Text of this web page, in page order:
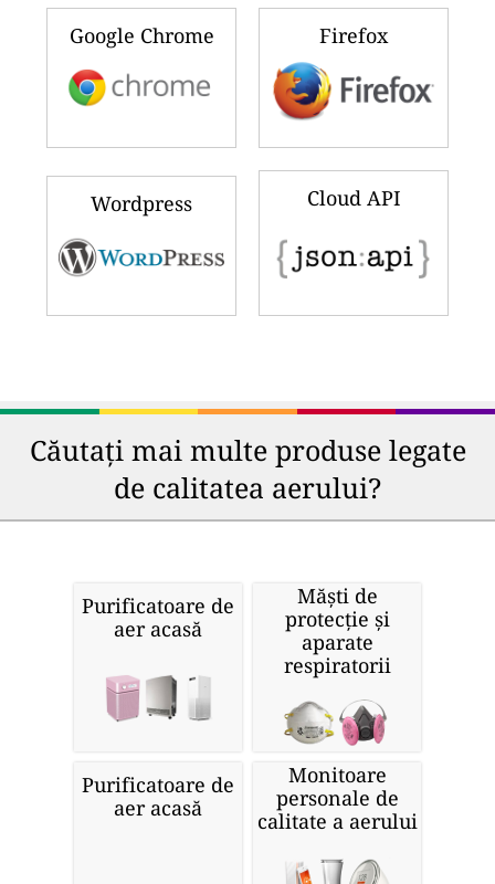
Google Chrome Firefox
Wordpress Cloud API
Căutați mai multe produse legate
de calitatea aerului?
Purificatoare de
aer acasă
Măști de
protecție și
aparate
respiratorii
Purificatoare de
aer acasă
Monitoare
personale de
calitate a aerului